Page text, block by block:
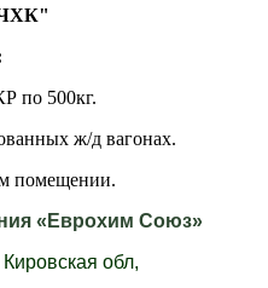
по 500кг.
ж/д вагонах.
помещении.
«Еврохим Союз»
Кировская обл,